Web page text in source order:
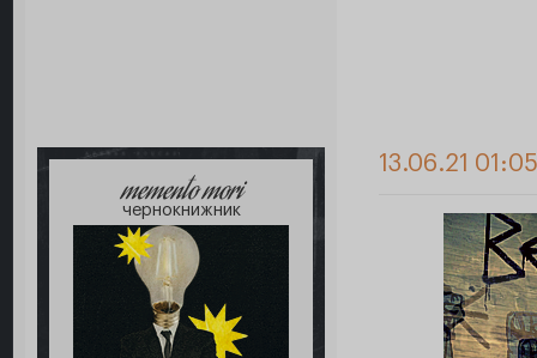
memento mori
чернокнижник
13.06.21